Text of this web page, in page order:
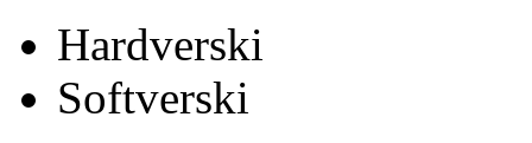
Hardverski
Softverski